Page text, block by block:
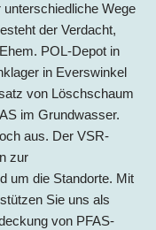
Wege
der Verdacht,
POL-Depot in
in Everswinkel
von Löschschaum
im Grundwasser.
aus. Der VSR-
zur
um die Standorte. Mit
Sie uns als
von PFAS-